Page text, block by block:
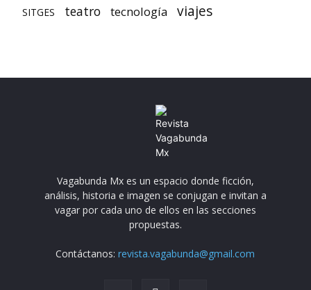
SITGES teatro tecnología viajes
Vagabunda Mx es un espacio donde ficción,
análisis, historia e imagen se conjugan e invitan a
vagar por cada uno de ellos en las secciones
propuestas.
Contáctanos:revista.vagabunda@gmail.com